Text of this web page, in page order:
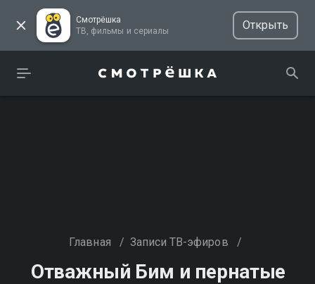
Смотрёшка
ТВ, фильмы и сериалы
Открыть
Главная / Записи ТВ-эфиров /
Отважный Бим и пернатые